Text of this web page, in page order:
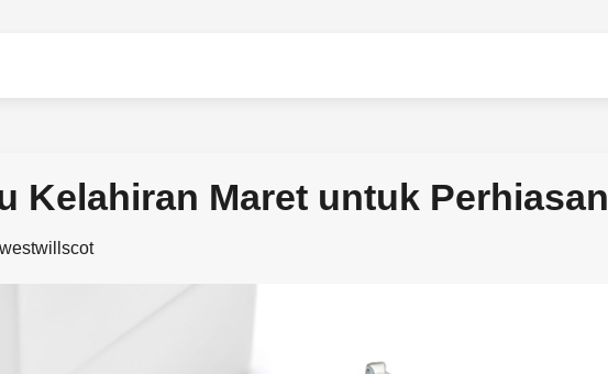
Kelahiran Maret untuk Perhiasan
westwillscot